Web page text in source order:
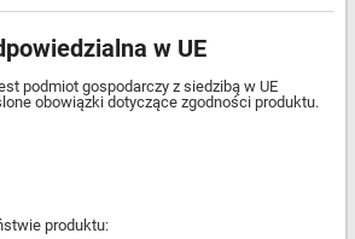
w UE
podmiot gospodarczy z siedzibą w UE
obowiązki dotyczące zgodności produktu.
produktu: